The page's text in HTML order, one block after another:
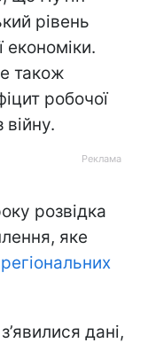
рівень
економіки.
також
робочої
розвідка
яке
дані,